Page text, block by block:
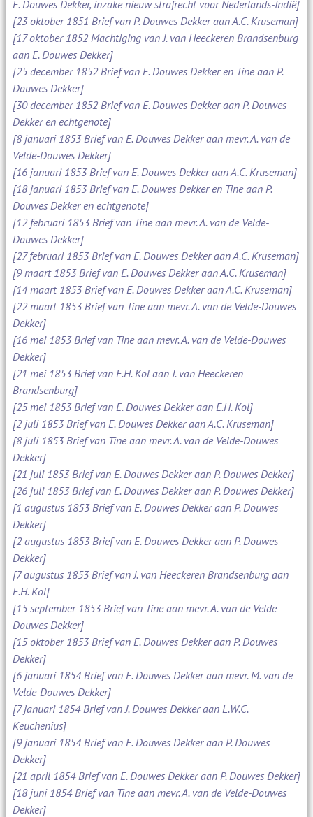
E. Douwes Dekker, inzake nieuw strafrecht voor Nederlands-Indië]
[23 oktober 1851 Brief van P. Douwes Dekker aan A.C. Kruseman]
[17 oktober 1852 Machtiging van J. van Heeckeren Brandsenburg
aan E. Douwes Dekker]
[25 december 1852 Brief van E. Douwes Dekker en Tine aan P.
Douwes Dekker]
[30 december 1852 Brief van E. Douwes Dekker aan P. Douwes
Dekker en echtgenote]
[8 januari 1853 Brief van E. Douwes Dekker aan mevr. A. van de
Velde-Douwes Dekker]
[16 januari 1853 Brief van E. Douwes Dekker aan A.C. Kruseman]
[18 januari 1853 Brief van E. Douwes Dekker en Tine aan P.
Douwes Dekker en echtgenote]
[12 februari 1853 Brief van Tine aan mevr. A. van de Velde-
Douwes Dekker]
[27 februari 1853 Brief van E. Douwes Dekker aan A.C. Kruseman]
[9 maart 1853 Brief van E. Douwes Dekker aan A.C. Kruseman]
[14 maart 1853 Brief van E. Douwes Dekker aan A.C. Kruseman]
[22 maart 1853 Brief van Tine aan mevr. A. van de Velde-Douwes
Dekker]
[16 mei 1853 Brief van Tine aan mevr. A. van de Velde-Douwes
Dekker]
[21 mei 1853 Brief van E.H. Kol aan J. van Heeckeren
Brandsenburg]
[25 mei 1853 Brief van E. Douwes Dekker aan E.H. Kol]
[2 juli 1853 Brief van E. Douwes Dekker aan A.C. Kruseman]
[8 juli 1853 Brief van Tine aan mevr. A. van de Velde-Douwes
Dekker]
[21 juli 1853 Brief van E. Douwes Dekker aan P. Douwes Dekker]
[26 juli 1853 Brief van E. Douwes Dekker aan P. Douwes Dekker]
[1 augustus 1853 Brief van E. Douwes Dekker aan P. Douwes
Dekker]
[2 augustus 1853 Brief van E. Douwes Dekker aan P. Douwes
Dekker]
[7 augustus 1853 Brief van J. van Heeckeren Brandsenburg aan
E.H. Kol]
[15 september 1853 Brief van Tine aan mevr. A. van de Velde-
Douwes Dekker]
[15 oktober 1853 Brief van E. Douwes Dekker aan P. Douwes
Dekker]
[6 januari 1854 Brief van E. Douwes Dekker aan mevr. M. van de
Velde-Douwes Dekker]
[7 januari 1854 Brief van J. Douwes Dekker aan L.W.C.
Keuchenius]
[9 januari 1854 Brief van E. Douwes Dekker aan P. Douwes
Dekker]
[21 april 1854 Brief van E. Douwes Dekker aan P. Douwes Dekker]
[18 juni 1854 Brief van Tine aan mevr. A. van de Velde-Douwes
Dekker]